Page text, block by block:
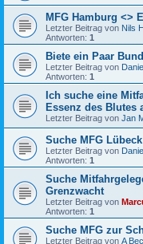
MFG Hamburg <>
Letzter Beitrag von Nils
Antworten: 1
Biete ein Paar
Letzter Beitrag von
Antworten: 1
Ich suche eine
Essenz des Blutes
Letzter Beitrag von Jan
Suche MFG
Letzter Beitrag von
Antworten: 1
Suche
Grenzwacht
Letzter Beitrag von
Antworten: 1
Suche MFG zur
Letzter Beitrag von A